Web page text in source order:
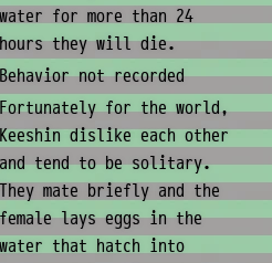
water for more than 24
they will die.
not recorded
for the world,
Keeshin dislike each other
tend to be solitary.
They mate briefly and the
lays eggs in the
water that hatch into